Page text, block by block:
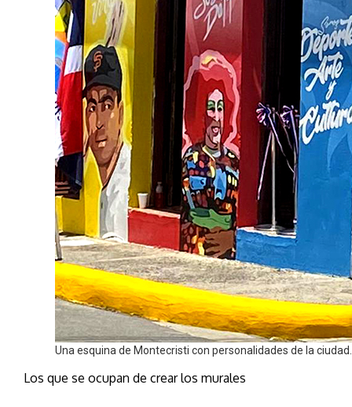
Una esquina de Montecristi con personalidades de la ciudad.
Los que se ocupan de crear los murales